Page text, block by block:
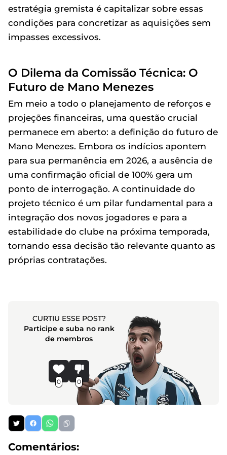
estratégia gremista é capitalizar sobre essas
condições para concretizar as aquisições sem
impasses excessivos.
O Dilema da Comissão Técnica: O
Futuro de Mano Menezes
Em meio a todo o planejamento de reforços e
projeções financeiras, uma questão crucial
permanece em aberto: a definição do futuro de
Mano Menezes. Embora os indícios apontem
para sua permanência em 2026, a ausência de
uma confirmação oficial de 100% gera um
ponto de interrogação. A continuidade do
projeto técnico é um pilar fundamental para a
integração dos novos jogadores e para a
estabilidade do clube na próxima temporada,
tornando essa decisão tão relevante quanto as
próprias contratações.
CURTIU ESSE POST?
Participe e suba no rank
de membros
0 0
Comentários: